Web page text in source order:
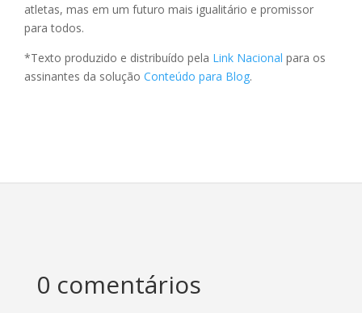
atletas, mas em um futuro mais igualitário e promissor
para todos.
*Texto produzido e distribuído pela Link Nacional para os
assinantes da solução Conteúdo para Blog.
0 comentários